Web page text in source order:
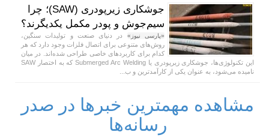
جوشکاری زیرپودری (SAW)؛ چرا
سیم‌جوش و پودر مکمل یکدیگرند؟
«پارسی نیوز» در دنیای صنعت و تولیدات سنگین،
روش‌های متنوعی برای اتصال فلزات وجود دارد که هر
کدام برای کاربردهای خاصی طراحی شده‌اند. در میان
این تکنولوژی‌ها، جوشکاری زیرپودری یا Submerged Arc Welding که به اختصار SAW
نامیده می‌شود، به عنوان یکی از کارآمدترین و ب...
مشاهده مهمترین خبرها در صدر
رسانه‌ها